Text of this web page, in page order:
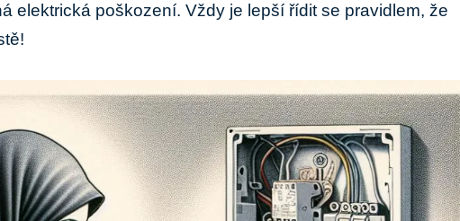
elektrická poškození. Vždy je lepší řídit se pravidlem, že